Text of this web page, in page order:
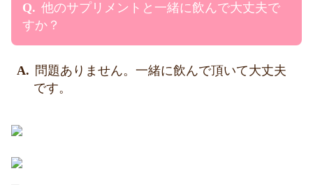
他のサプリメントと一緒に飲んで大丈夫で
すか？
問題ありません。一緒に飲んで頂いて大丈夫
です。